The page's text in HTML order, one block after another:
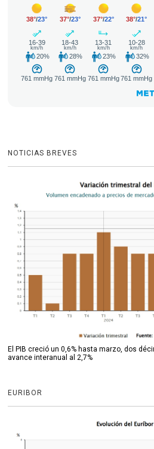
NOTICIAS BREVES
El PIB creció un 0,6% hasta marzo, dos
avance interanual al 2,7%
EURIBOR